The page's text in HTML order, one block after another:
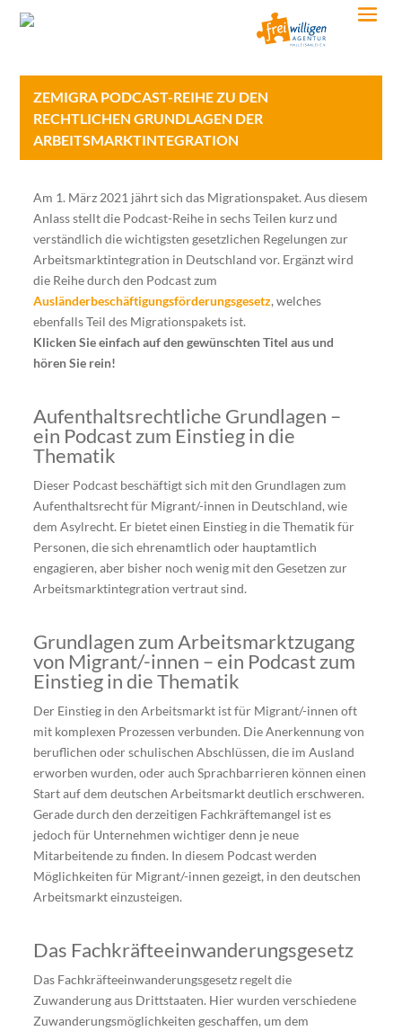
ZEMIGRA PODCAST-REIHE ZU DEN
RECHTLICHEN GRUNDLAGEN DER
ARBEITSMARKTINTEGRATION
Am 1. März 2021 jährt sich das Migrationspaket. Aus diesem
Anlass stellt die Podcast-Reihe in sechs Teilen kurz und
verständlich die wichtigsten gesetzlichen Regelungen zur
Arbeitsmarktintegration in Deutschland vor. Ergänzt wird
die Reihe durch den Podcast zum
Ausländerbeschäftigungsförderungsgesetz, welches
ebenfalls Teil des Migrationspakets ist.
Klicken Sie einfach auf den gewünschten Titel aus und
hören Sie rein!
Aufenthaltsrechtliche Grundlagen –
ein Podcast zum Einstieg in die
Thematik
Dieser Podcast beschäftigt sich mit den Grundlagen zum
Aufenthaltsrecht für Migrant/-innen in Deutschland, wie
dem Asylrecht. Er bietet einen Einstieg in die Thematik für
Personen, die sich ehrenamtlich oder hauptamtlich
engagieren, aber bisher noch wenig mit den Gesetzen zur
Arbeitsmarktintegration vertraut sind.
Grundlagen zum Arbeitsmarktzugang
von Migrant/-innen – ein Podcast zum
Einstieg in die Thematik
Der Einstieg in den Arbeitsmarkt ist für Migrant/-innen oft
mit komplexen Prozessen verbunden. Die Anerkennung von
beruflichen oder schulischen Abschlüssen, die im Ausland
erworben wurden, oder auch Sprachbarrieren können einen
Start auf dem deutschen Arbeitsmarkt deutlich erschweren.
Gerade durch den derzeitigen Fachkräftemangel ist es
jedoch für Unternehmen wichtiger denn je neue
Mitarbeitende zu finden. In diesem Podcast werden
Möglichkeiten für Migrant/-innen gezeigt, in den deutschen
Arbeitsmarkt einzusteigen.
Das Fachkräfteeinwanderungsgesetz
Das Fachkräfteeinwanderungsgesetz regelt die
Zuwanderung aus Drittstaaten. Hier wurden verschiedene
Zuwanderungsmöglichkeiten geschaffen, um dem